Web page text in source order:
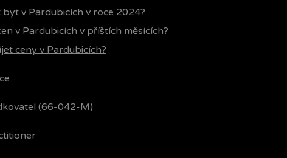
v Pardubicích v roce 2024?
v Pardubicích v příštích měsících?
ceny v Pardubicích?
(66-042-M)